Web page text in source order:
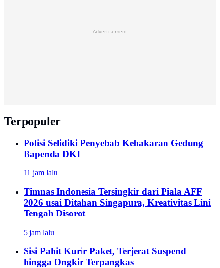
Advertisement
Terpopuler
Polisi Selidiki Penyebab Kebakaran Gedung
Bapenda DKI
11 jam lalu
Timnas Indonesia Tersingkir dari Piala AFF
2026 usai Ditahan Singapura, Kreativitas Lini
Tengah Disorot
5 jam lalu
Sisi Pahit Kurir Paket, Terjerat Suspend
hingga Ongkir Terpangkas